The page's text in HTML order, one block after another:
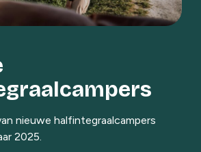
nieuwe halfintegraalcampers
2025.